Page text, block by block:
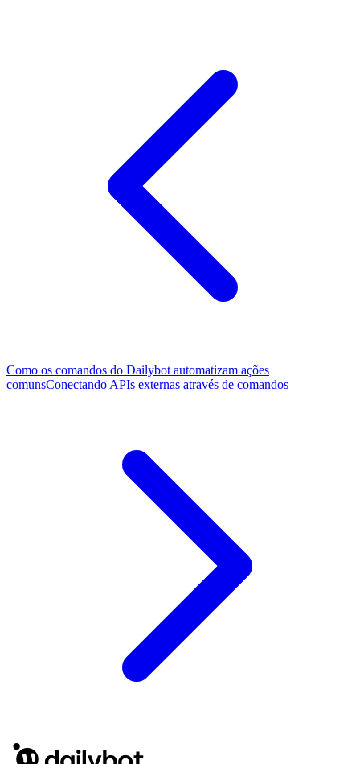
Como os comandos do Dailybot automatizam ações
comunsConectando APIs externas através de comandos